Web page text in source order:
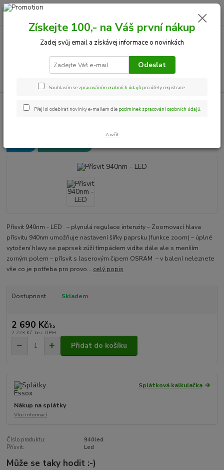
+420 534 534 863
0,00 Kč
Přísvit 940nm - LED – plynulá regulace intenzity – Zoomovací hlava
přísvitu 940nm umožňuje nastavení šířky paprsku (funkce zoom) – úplné
vytočení hlavy se paprsek zúží tímpádem vidíte dále ale s menším
zorným polem – přísvit s laserovým čipem OSRAM – v balení neleznete
vše co je potřeba pro provo... celý popis
Dostupnost Skladem
2 690 Kč/ks
2 223 Kč bez DPH
Přidat do košíku
Splátková kalkulačka
Nákup na splátky
Více informací
Číslo produktu:
940led
Přísvit:
Led
Může se taky hodit :-)
Získejte 100,- na Váš první nákup
Zadej svůj email a získávej informace o novinkách
Odeslat
Souhlasím se zpracováním osobních údajů pro účely registrace.
Přeji si odebírat novinky e-mailem dle podmínek zpracování osobních údajů.
Zavřít